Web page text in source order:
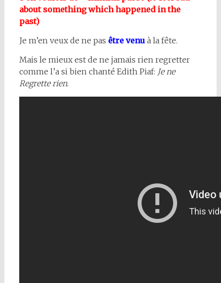
about something which happened in the
past)
Je m’en veux de ne pas être venuà la fête.
Mais le mieux est de ne jamais rien regretter
comme l’a si bien chanté Edith Piaf: Je ne
Regrette rien.